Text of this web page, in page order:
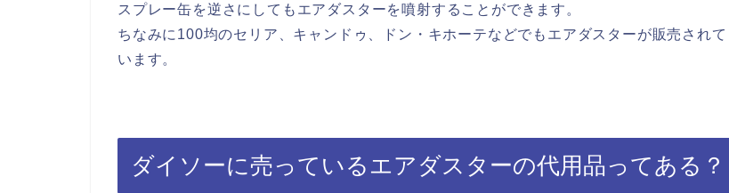
スプレー缶を逆さにしてもエアダスターを噴射することができます。
ちなみに100均のセリア、キャンドゥ、ドン・キホーテなどでもエアダスターが販売されて
います。
ダイソーに売っているエアダスターの代用品ってある？